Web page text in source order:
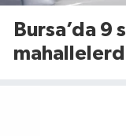
Bursa’da 9